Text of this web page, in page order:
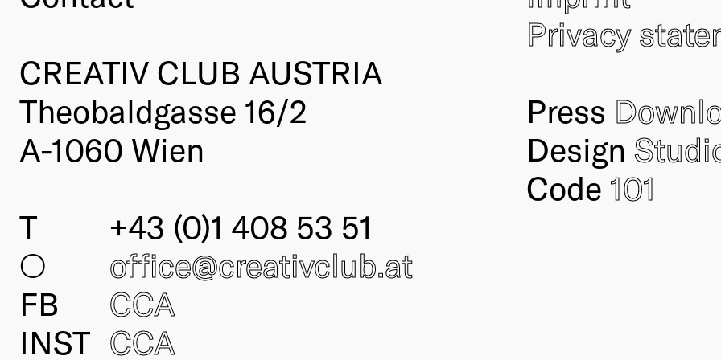
CREATIV CLUB AUSTRIA
Theobaldgasse 16/2
A-1060 Wien
T
+43 (0)1 408 53 51
○
office@creativclub.at
FB
CCA
INST CCA
Privacy
Press
Design
Code 101